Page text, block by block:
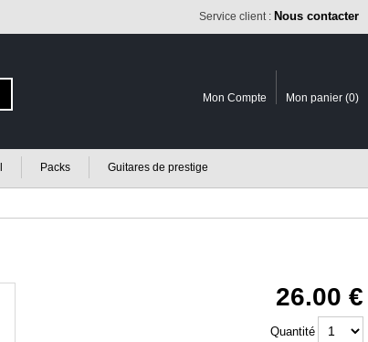
Service client : Nous contacter
Mon Compte Mon panier (0)
Packs Guitares de prestige
26.00
Quantité